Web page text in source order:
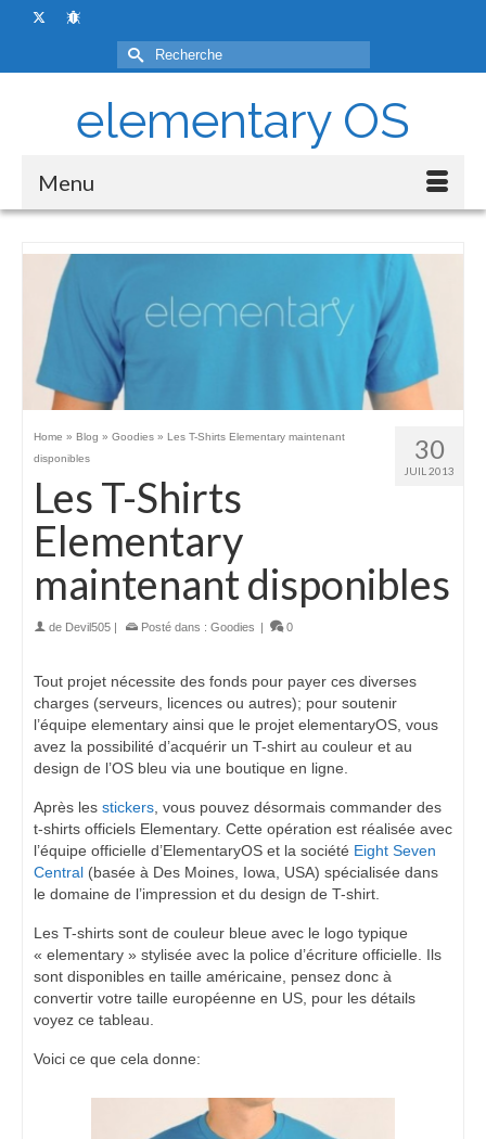
Rechercher :
elementary OS
Menu
30
JUIL 2013
Home » Blog » Goodies » Les T-Shirts Elementary maintenant
disponibles
Les T-Shirts
Elementary
maintenant disponibles
de Devil505 | Posté dans : Goodies | 0
Tout projet nécessite des fonds pour payer ces diverses
charges (serveurs, licences ou autres); pour soutenir
l’équipe elementary ainsi que le projet elementaryOS, vous
avez la possibilité d’acquérir un T-shirt au couleur et au
design de l’OS bleu via une boutique en ligne.
Après les stickers , vous pouvez désormais commander des
t-shirts officiels Elementary. Cette opération est réalisée avec
l’équipe officielle d’ElementaryOS et la société Eight Seven
Central (basée à Des Moines, Iowa, USA) spécialisée dans
le domaine de l’impression et du design de T-shirt.
Les T-shirts sont de couleur bleue avec le logo typique
« elementary » stylisée avec la police d’écriture officielle. Ils
sont disponibles en taille américaine, pensez donc à
convertir votre taille européenne en US, pour les détails
voyez ce tableau.
Voici ce que cela donne: